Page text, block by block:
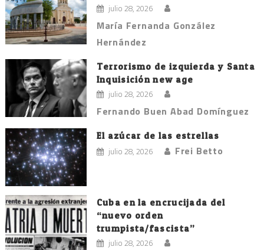
julio 28, 2026
María Fernanda González
Hernández
Terrorismo de izquierda y Santa
Inquisición new age
julio 28, 2026
Fernando Buen Abad Domínguez
El azúcar de las estrellas
julio 28, 2026 Frei Betto
Cuba en la encrucijada del
“nuevo orden
trumpista/fascista”
julio 28, 2026